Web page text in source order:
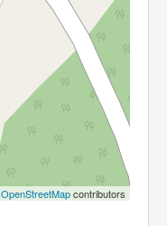
OpenStreetMapcontributors